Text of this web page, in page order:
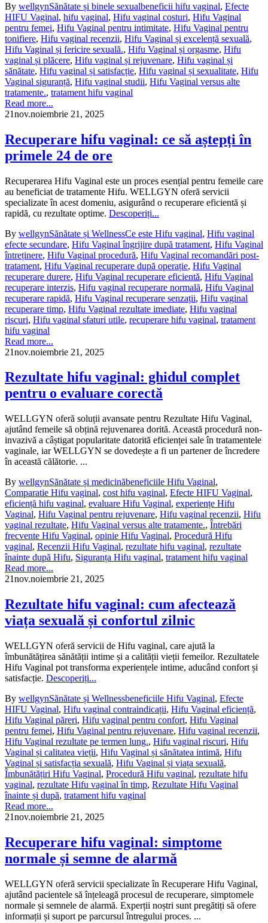
By wellgynSănătate și binele sexualbeneficii hifu vaginal, Efecte
HIFU Vaginal, hifu vaginal, Hifu vaginal costuri, Hifu Vaginal
pentru femei, Hifu Vaginal pentru intimitate, Hifu Vaginal pentru
tonifiere, Hifu vaginal recenzii, Hifu Vaginal și excelență sexuală,
Hifu Vaginal și fericire sexuală., Hifu Vaginal și orgasme, Hifu
vaginal și plăcere, Hifu vaginal și rejuvenare, Hifu vaginal și
sănătate, Hifu vaginal și satisfacție, Hifu vaginal și sexualitate, Hifu
Vaginal siguranță, Hifu vaginal studii, Hifu Vaginal versus alte
tratamente., tratament hifu vaginal
Read more...
21nov.noiembrie 21, 2025
Recuperare hifu vaginal: ce să aștepți în
primele 24 de ore
Recuperarea Hifu Vaginal este un proces esențial pentru femeile care
au beneficiat de tratamente Hifu. WELLGYN oferă servicii
specializate în acest domeniu, asigurând o recuperare eficientă și
rapidă, cu rezultate optime. Descoperiți...
By wellgynSănătate și WellnessCe este Hifu vaginal, Hifu vaginal
efecte secundare, Hifu Vaginal îngrijire după tratament, Hifu Vaginal
întreținere, Hifu Vaginal procedură, Hifu Vaginal recomandări post-
tratament, Hifu Vaginal recuperare după operație, Hifu Vaginal
recuperare durere, Hifu Vaginal recuperare eficientă, Hifu Vaginal
recuperare interzis, Hifu vaginal recuperare normală, Hifu Vaginal
recuperare rapidă, Hifu Vaginal recuperare senzații, Hifu vaginal
recuperare timp, Hifu Vaginal rezultate imediate, Hifu vaginal
riscuri, Hifu vaginal sfaturi utile, recuperare hifu vaginal, tratament
hifu vaginal
Read more...
21nov.noiembrie 21, 2025
Rezultate hifu vaginal: ghidul complet
pentru o evaluare corectă
WELLGYN oferă soluții avansate pentru Rezultate Hifu Vaginal,
ajutând femeile să obțină rejuvenarea dorită. Această procedură non-
invazivă a câștigat popularitate datorită eficienței sale în tratamentele
vaginale, iar WELLGYN se dovedește a fi un partener de încredere
în această călătorie. ...
By wellgynSănătate și medicinăbeneficiile Hifu Vaginal,
Comparatie Hifu vaginal, cost hifu vaginal, Efecte HIFU Vaginal,
eficiență hifu vaginal, evaluare Hifu Vaginal, experiențe Hifu
Vaginal, Hifu Vaginal pentru rejuvenare, Hifu vaginal recenzii, Hifu
vaginal rezultate, Hifu Vaginal versus alte tratamente., Întrebări
frecvente Hifu Vaginal, opinie Hifu Vaginal, Procedură Hifu
vaginal, Recenzii Hifu Vaginal, rezultate hifu vaginal, rezultate
înainte după Hifu, Siguranța Hifu vaginal, tratament hifu vaginal
Read more...
21nov.noiembrie 21, 2025
Rezultate hifu vaginal: cum afectează
viața sexuală și confortul zilnic
WELLGYN oferă servicii de Hifu vaginal, care ajută la
îmbunătățirea sănătății intime și a calității vieții femeilor. Rezultatele
Hifu Vaginal pot transforma experiențele intime, aducând confort și
satisfacție. Descoperiți...
By wellgynSănătate și Wellnessbeneficiile Hifu Vaginal, Efecte
HIFU Vaginal, Hifu vaginal contraindicații, Hifu Vaginal eficiență,
Hifu Vaginal păreri, Hifu vaginal pentru confort, Hifu Vaginal
pentru femei, Hifu Vaginal pentru rejuvenare, Hifu vaginal recenzii,
Hifu Vaginal rezultate pe termen lung., Hifu vaginal riscuri, Hifu
Vaginal și calitatea vieții, Hifu Vaginal și sănătatea intimă, Hifu
Vaginal și satisfacția sexuală, Hifu Vaginal și viața sexuală,
Îmbunătățiri Hifu Vaginal, Procedură Hifu vaginal, rezultate hifu
vaginal, rezultate Hifu vaginal în timp, Rezultate Hifu Vaginal
înainte și după, tratament hifu vaginal
Read more...
21nov.noiembrie 21, 2025
Recuperare hifu vaginal: simptome
normale și semne de alarmă
WELLGYN oferă servicii specializate în Recuperare Hifu Vaginal,
ajutând pacientele să înțeleagă procesul de recuperare, simptomele
normale și semnele de alarmă. Experții noștri sunt pregătiți să ofere
informații și suport pe parcursul întregului proces. ...